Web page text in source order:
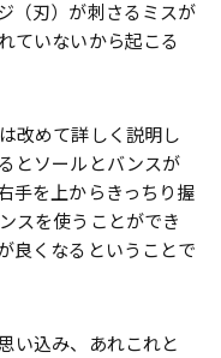
（刃）が刺さるミスが
ていないから起こる
改めて詳しく説明し
とソールとバンスが
手を上からきっちり握
スを使うことができ
良くなるということで
い込み、あれこれと